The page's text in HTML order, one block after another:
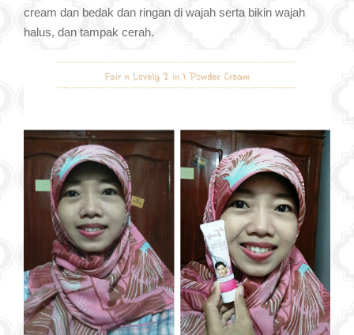
cream dan bedak dan ringan di wajah serta bikin wajah
halus, dan tampak cerah.